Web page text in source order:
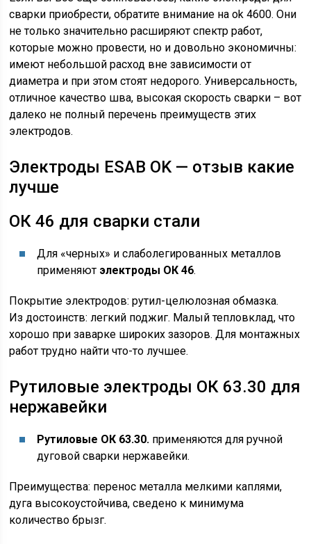
сварки приобрести, обратите внимание на ok 4600. Они
не только значительно расширяют спектр работ,
которые можно провести, но и довольно экономичны:
имеют небольшой расход вне зависимости от
диаметра и при этом стоят недорого. Универсальность,
отличное качество шва, высокая скорость сварки – вот
далеко не полный перечень преимуществ этих
электродов.
Электроды ESAB OK — отзыв какие
лучше
ОК 46 для сварки стали
Для «черных» и слаболегированных металлов
применяют электроды ОК 46.
Покрытие электродов: рутил-целюлозная обмазка.
Из достоинств: легкий поджиг. Малый тепловклад, что
хорошо при заварке широких зазоров. Для монтажных
работ трудно найти что-то лучшее.
Рутиловые электроды ОК 63.30 для
нержавейки
Рутиловые ОК 63.30. применяются для ручной
дуговой сварки нержавейки.
Преимущества: перенос металла мелкими каплями,
дуга высокоустойчива, сведено к минимума
количество брызг.